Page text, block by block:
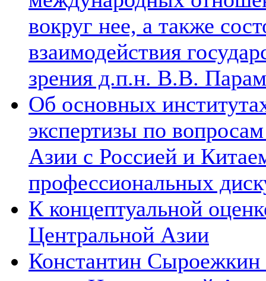
вокруг нее, а также
взаимодействия
зрения д.п.н. В.В.
Об основных
экспертизы по
Азии с Россией и
профессиональных
К концептуальной
Центральной Азии
Константин Сыроежкин